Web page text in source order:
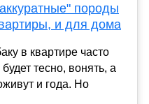
породы
и для дома
в квартире часто
тесно, вонять, а
и года. Но